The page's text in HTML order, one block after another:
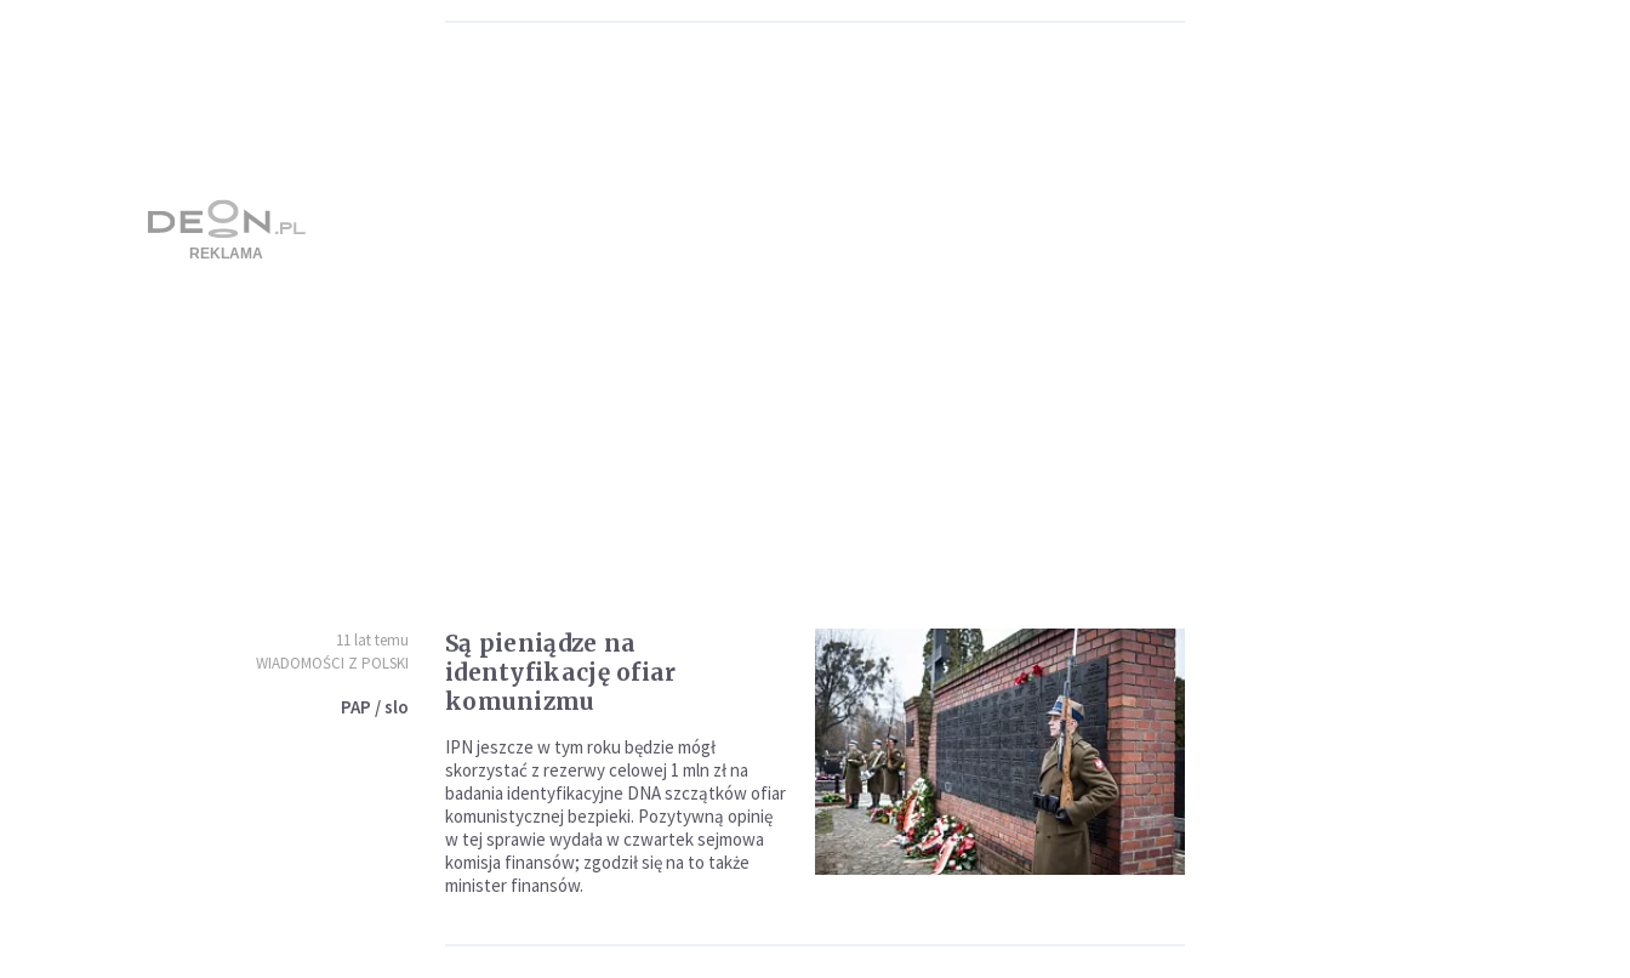
11 lat temu
WIADOMOŚCI Z POLSKI
PAP / slo
Są pieniądze na
identyfikację ofiar
komunizmu
IPN jeszcze w tym roku będzie mógł
skorzystać z rezerwy celowej 1 mln zł na
badania identyfikacyjne DNA szczątków ofiar
komunistycznej bezpieki. Pozytywną opinię
w tej sprawie wydała w czwartek sejmowa
komisja finansów; zgodził się na to także
minister finansów.